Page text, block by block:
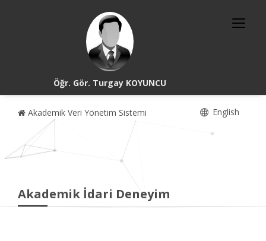
Öğr. Gör. Turgay KOYUNCU
Akademik Veri Yönetim Sistemi English
Akademik İdari Deneyim